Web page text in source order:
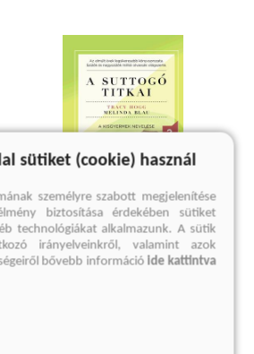
A SUTTOGÓ TITKAI 2.
sütiket (cookie) használ
személyre szabott megjelenítése
biztosítása érdekében sütiket
technológiákat alkalmazunk. A sütik
irányelveinkről, valamint azok
bővebb információ ide kattintva